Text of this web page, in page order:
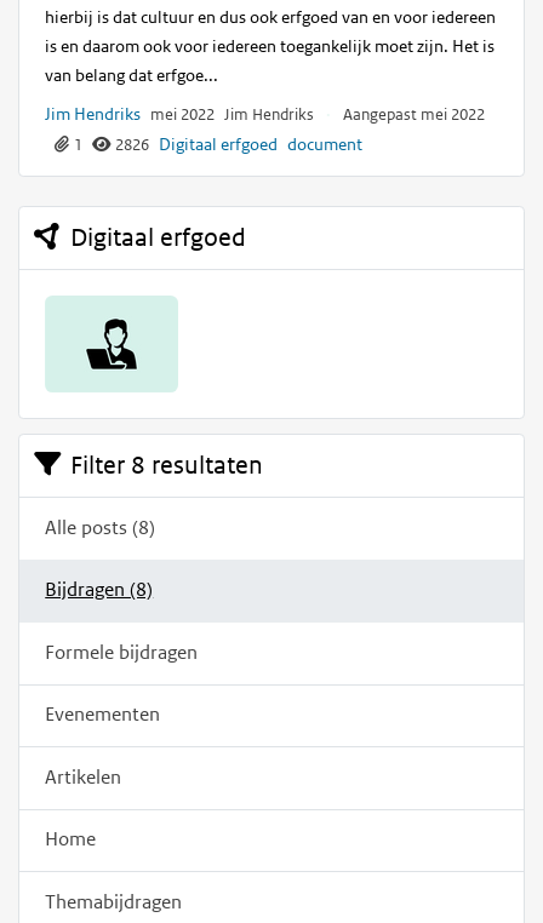
hierbij is dat cultuur en dus ook erfgoed van en voor iedereen
is en daarom ook voor iedereen toegankelijk moet zijn. Het is
van belang dat erfgoe...
Jim Hendriks mei 2022 Jim Hendriks
Aangepast mei 2022
1
2826 Digitaal erfgoed document
Digitaal erfgoed
Filter 8 resultaten
Alle posts (8)
Bijdragen (8)
Formele bijdragen
Evenementen
Artikelen
Home
Themabijdragen